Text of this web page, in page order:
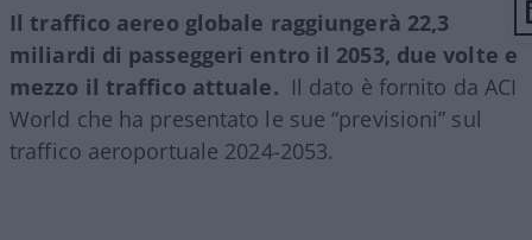
Il traffico aereo globale raggiungerà 22,3
miliardi di passeggeri entro il 2053, due volte e
mezzo il traffico attuale. Il dato è fornito da ACI
World che ha presentato le sue “previsioni” sul
traffico aeroportuale 2024-2053.